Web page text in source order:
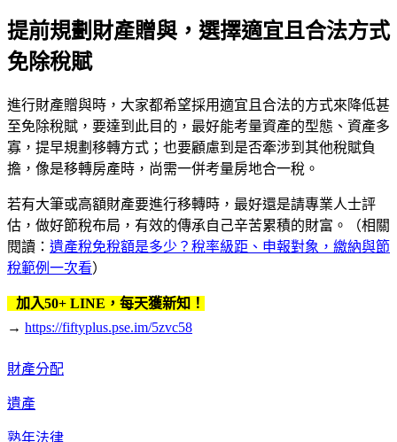
提前規劃財產贈與，選擇適宜且合法方式
免除稅賦
進行財產贈與時，大家都希望採用適宜且合法的方式來降低甚
至免除稅賦，要達到此目的，最好能考量資產的型態、資產多
寡，提早規劃移轉方式；也要顧慮到是否牽涉到其他稅賦負
擔，像是移轉房產時，尚需一併考量房地合一稅。
若有大筆或高額財產要進行移轉時，最好還是請專業人士評
估，做好節稅布局，有效的傳承自己辛苦累積的財富。（相關
閱讀： 遺產稅免稅額是多少？稅率級距、申報對象，繳納與節
稅範例一次看）
加入50+ LINE，每天獲新知！
→ https://fiftyplus.pse.im/5zvc58
財產分配
遺產
熟年法律